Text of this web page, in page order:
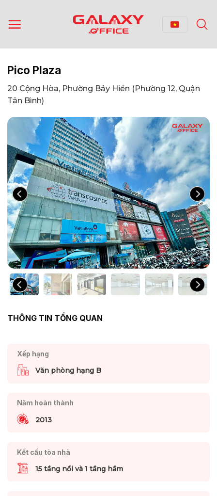
qua
nội
Pico Plaza
20 Cộng Hòa, Phường Bảy Hiền (Phường 12, Quận
Tân Bình)
THÔNG TIN TỔNG QUAN
Xếp hạng
Văn phòng hạng B
Năm hoàn thành
2013
Kết cấu tòa nhà
15 tầng nổi và 1 tầng hầm